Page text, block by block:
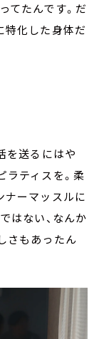
てたんです。だ
特化した身体だ
を送るにはや
ラティスを。柔
ナーマッスルに
はない、なんか
さもあったん